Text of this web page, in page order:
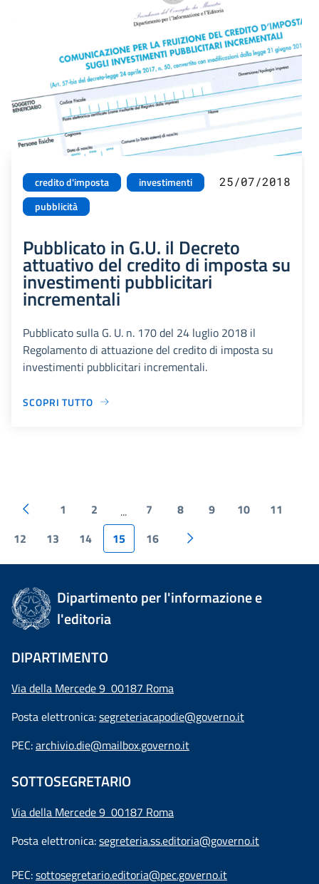
credito d'imposta
investimenti
pubblicità
25/07/2018
Pubblicato in G.U. il Decreto
attuativo del credito di imposta su
investimenti pubblicitari
incrementali
Pubblicato sulla G. U. n. 170 del 24 luglio 2018 il
Regolamento di attuazione del credito di imposta su
investimenti pubblicitari incrementali.
SCOPRI TUTTO
1 2 ... 7 8 9 10
11
12
13 14 15 16
Dipartimento per l'informazione e
l'editoria
DIPARTIMENTO
Via della Mercede 9 00187 Roma
Posta elettronica:segreteriacapodie@governo.it
PEC:archivio.die@mailbox.governo.it
SOTTOSEGRETARIO
Via della Mercede 9 00187 Roma
Posta elettronica:segreteria.ss.editoria@governo.it
PEC:sottosegretario.editoria@pec.governo.it